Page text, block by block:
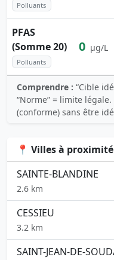
Polluants
PFAS
(Somme 20)
Polluants
0 µg/L
Comprendre : “Cible
“Norme” = limite
(conforme) sans être
📍 Villes à proximité
SAINTE-BLANDINE
2.6 km
CESSIEU
3.2 km
SAINT-JEAN-DE-